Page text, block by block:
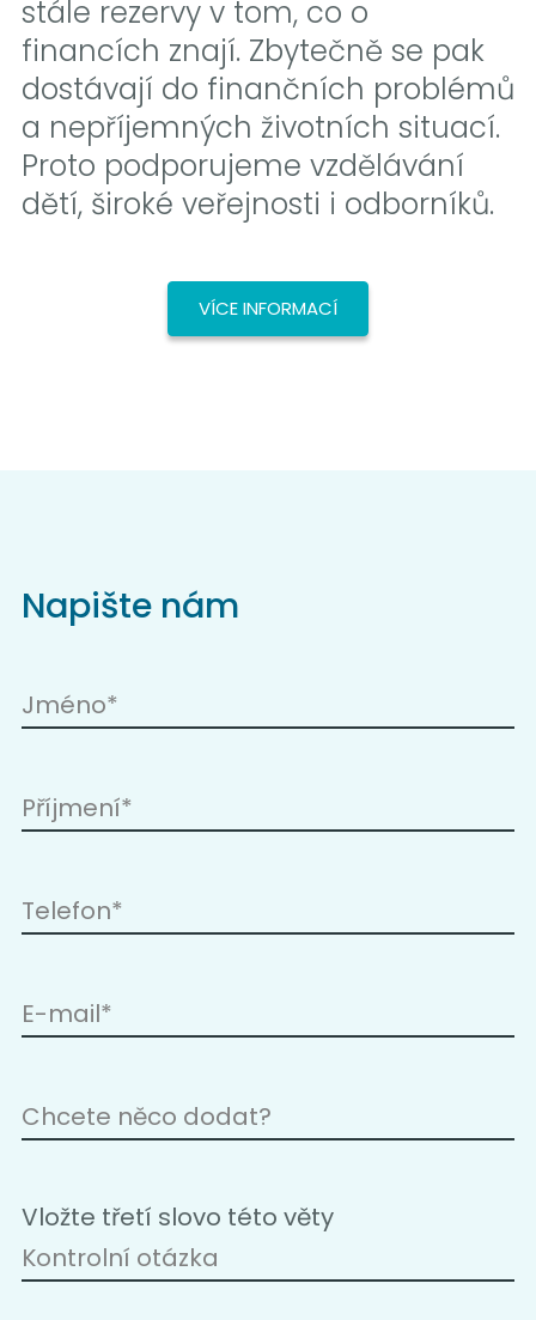
stále rezervy v tom, co o
financích znají. Zbytečně se pak
dostávají do finančních problémů
a nepříjemných životních situací.
Proto podporujeme vzdělávání
dětí, široké veřejnosti i odborníků.
VÍCE INFORMACÍ
Napište nám
Vložte třetí slovo této věty